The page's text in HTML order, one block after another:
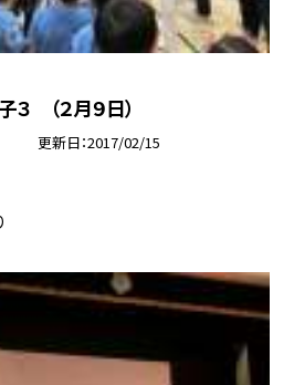
３ （２月９日）
更新日 2017/02/15